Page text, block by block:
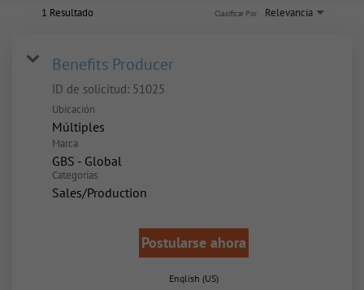
1 Resultado Relevancia
Clasificar Por
Benefits Producer
ID de solicitud: 51025
Ubicación
Múltiples
Marca
GBS - Global
Categorías
Sales/Production
Postularse ahora
English (US)